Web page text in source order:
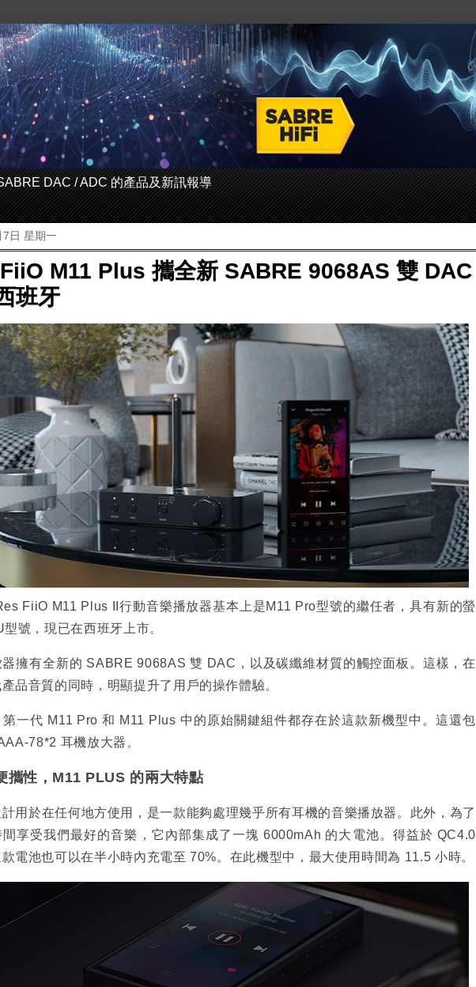
DAC / ADC 的產品及新訊報導
7日 星期一
M11 Plus 攜全新 SABRE 9068AS 雙 DAC
班牙
FiiO M11 Plus II行動音樂播放器基本上是M11 Pro型號的繼任者，具有新的螢
號，現已在西班牙上市。
擁有全新的 SABRE 9068AS 雙 DAC，以及碳纖維材質的觸控面板。這樣，在
品音質的同時，明顯提升了用戶的操作體驗。
一代 M11 Pro 和 M11 Plus 中的原始關鍵組件都存在於這款新機型中。這還包
78*2 耳機放大器。
攜性，M11 PLUS 的兩大特點
用於在任何地方使用，是一款能夠處理幾乎所有耳機的音樂播放器。此外，為了
間享受我們最好的音樂，它內部集成了一塊 6000mAh 的大電池。得益於 QC4.0
電池也可以在半小時內充電至 70%。在此機型中，最大使用時間為 11.5 小時。